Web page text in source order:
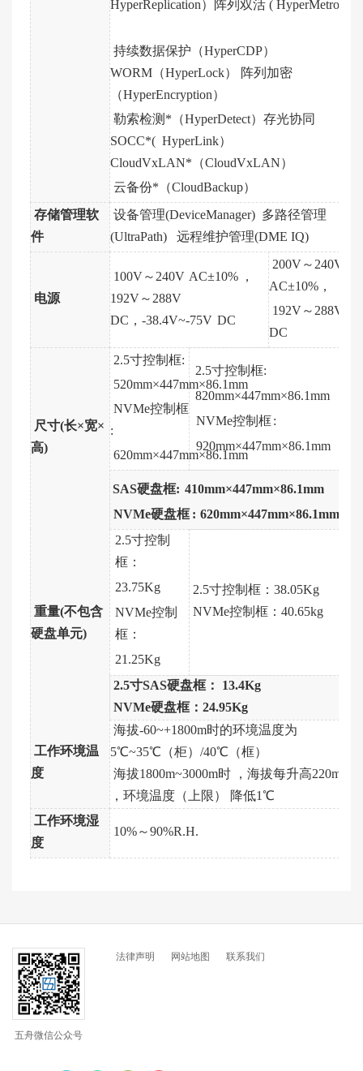
HyperReplication）阵列双活 ( HyperMetro )
持续数据保护（HyperCDP）
WORM（HyperLock） 阵列加密
（HyperEncryption）
勒索检测*（HyperDetect）存光协同
SOCC*( HyperLink）
CloudVxLAN*（CloudVxLAN）
云备份*（CloudBackup）
存储管理软
件
设备管理(DeviceManager) 多路径管理
(UltraPath) 远程维护管理(DME IQ)
电源
100V～240V AC±10% ，
192V～288V
DC， -38.4V~-75V DC
200V～240V
AC±10%，
192V～288V
DC
尺寸(长×宽×
高)
2.5寸控制框:
520mm×447mm×86.1mm
NVMe控制框
:
620mm×447mm×86.1mm
2.5寸控制框:
820mm×447mm×86.1mm
NVMe控制框 :
920mm×447mm×86.1mm
SAS硬盘框: 410mm×447mm×86.1mm
NVMe硬盘框 : 620mm×447mm×86.1mm
重量(不包含
硬盘单元)
2.5寸控制
框：
23.75Kg
NVMe控制
框：
21.25Kg
2.5寸控制框：38.05Kg
NVMe控制框：40.65kg
2.5寸SAS硬盘框： 13.4Kg
NVMe硬盘框：24.95Kg
工作环境温
度
海拔-60~+1800m时的环境温度为
5℃~35℃（柜）/40℃（框）
海拔1800m~3000m时 ，海拔每升高220m
，环境温度（上限） 降低1℃
工作环境湿
度
10%～90%R.H.
五舟微信公众号
法律声明 网站地图 联系我们